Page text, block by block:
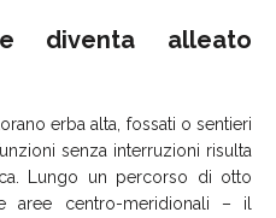
diventa alleato
erba alta, fossati o sentieri
senza interruzioni risulta
Lungo un percorso di otto
centro-meridionali – il